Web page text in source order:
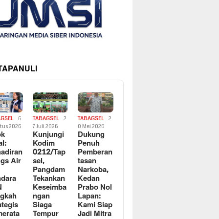
6
2026
Air
TABAGSEL
2
7 Juli 2026
Kunjungi
Kodim
0212/Tap
sel,
Pangdam
Tekankan
Keseimba
ngan
Siaga
Tempur
TABAGSEL
2
0 Mei 2026
Dukung
Penuh
Pemberan
tasan
Narkoba,
Kedan
Prabo Nol
Lapan:
Kami Siap
Jadi Mitra